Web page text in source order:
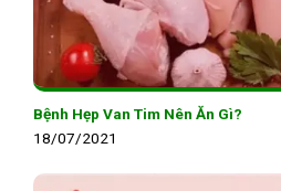
Bệnh Hẹp Van Tim Nên Ăn Gì?
18/07/2021